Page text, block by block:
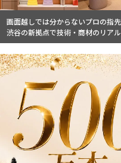
画面越しでは分からないプロの指先
渋谷の新拠点で技術・商材のリア